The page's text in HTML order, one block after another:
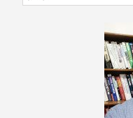
至
索：